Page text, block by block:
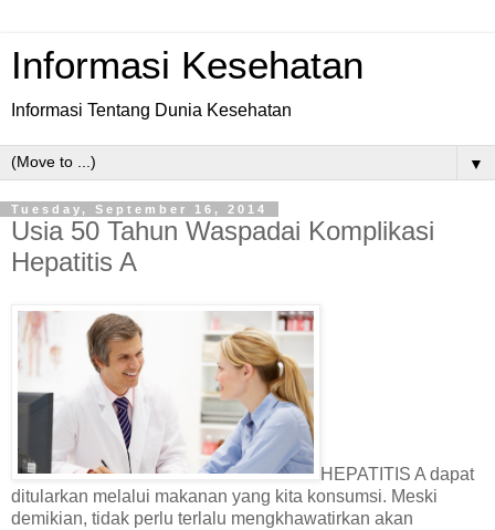
Informasi Kesehatan
Informasi Tentang Dunia Kesehatan
▼
Tuesday, September 16, 2014
Usia 50 Tahun Waspadai Komplikasi
Hepatitis A
HEPATITIS A dapat
ditularkan melalui makanan yang kita konsumsi. Meski
demikian, tidak perlu terlalu mengkhawatirkan akan